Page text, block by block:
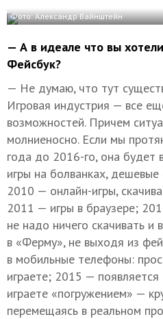
Фото: Александр Вайнштейн
— А в идеале что вы
Фейсбук?
— Не думаю, что тут
Игровая индустрия — все
возможностей. Причем
молниеносно. Если мы
года до 2016-го, она будет
игры на болванках,
2010 — онлайн-игры,
2011 — игры в браузере;
не надо ничего скачивать и
в «Ферму», не выходя из
в мобильные телефоны:
играете; 2015 —
играете «погружением» —
перемещаясь в реальном